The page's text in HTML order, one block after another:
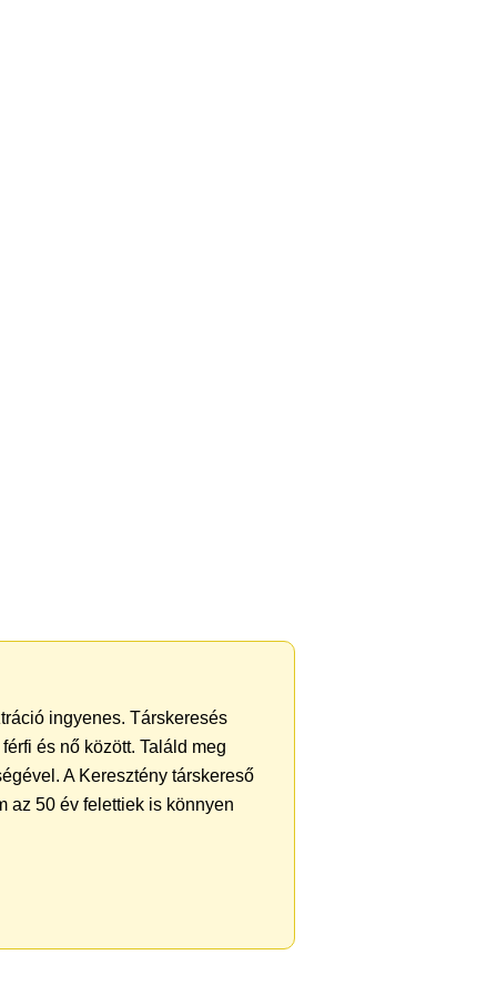
ingyenes. Társkeresés
és nő között. Találd meg
A Keresztény társkereső
az 50 év felettiek is könnyen